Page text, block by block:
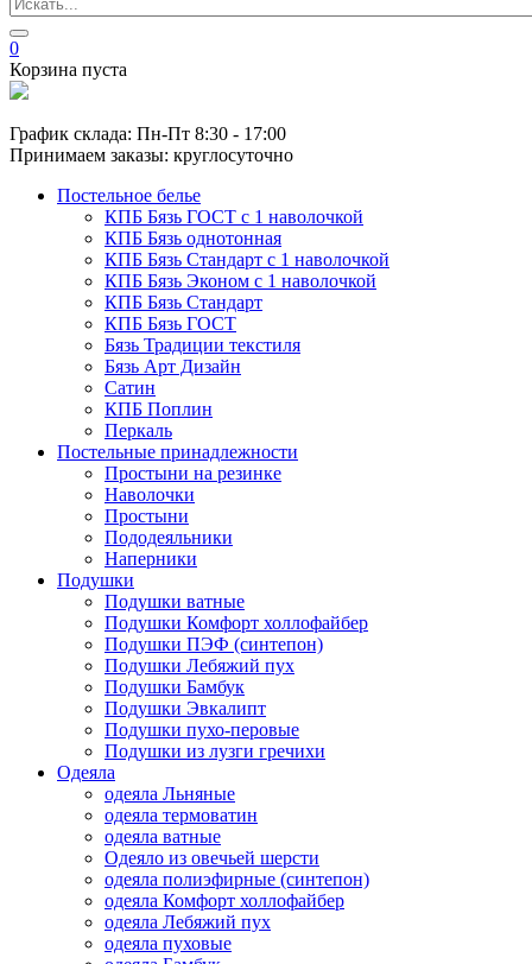
0
Корзина пуста
График склада: Пн-Пт 8:30 - 17:00
Принимаем заказы: круглосуточно
Постельное белье
КПБ Бязь ГОСТ c 1 наволочкой
КПБ Бязь однотонная
КПБ Бязь Стандарт c 1 наволочкой
КПБ Бязь Эконом с 1 наволочкой
КПБ Бязь Стандарт
КПБ Бязь ГОСТ
Бязь Традиции текстиля
Бязь Арт Дизайн
Сатин
КПБ Поплин
Перкаль
Постельные принадлежности
Простыни на резинке
Наволочки
Простыни
Пододеяльники
Наперники
Подушки
Подушки ватные
Подушки Комфорт холлофайбер
Подушки ПЭФ (синтепон)
Подушки Лебяжий пух
Подушки Бамбук
Подушки Эвкалипт
Подушки пухо-перовые
Подушки из лузги гречихи
Одеяла
одеяла Льняные
одеяла термоватин
одеяла ватные
Одеяло из овечьей шерсти
одеяла полиэфирные (синтепон)
одеяла Комфорт холлофайбер
одеяла Лебяжий пух
одеяла пуховые